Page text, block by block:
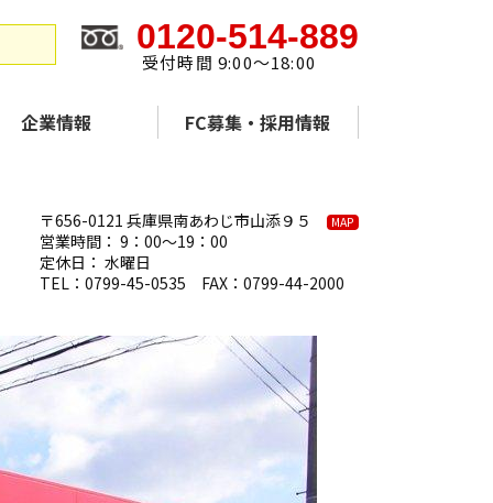
0120-514-889
受付時間 9:00～18:00
企業情報 FC募集・採用情報
〒656-0121 兵庫県南あわじ市山添９５ MAP
営業時間： 9：00～19：00
定休日： 水曜日
TEL：0799-45-0535 FAX：0799-44-2000